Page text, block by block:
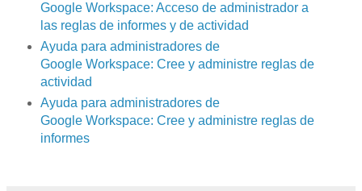
Google Workspace: Acceso de administrador a
las reglas de informes y de actividad
Ayuda para administradores de
Google Workspace: Cree y administre reglas de
actividad
Ayuda para administradores de
Google Workspace: Cree y administre reglas de
informes